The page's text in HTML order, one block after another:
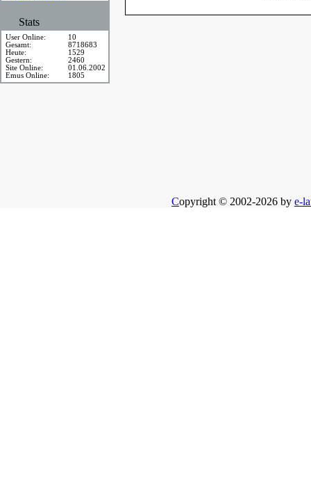
Stats
User Online:
10
Gesamt:
8718683
Heute:
1529
Gestern:
2460
Site Online:
01.06.2002
Emus Online:
1805
Copyright © 2002-2026 by e-